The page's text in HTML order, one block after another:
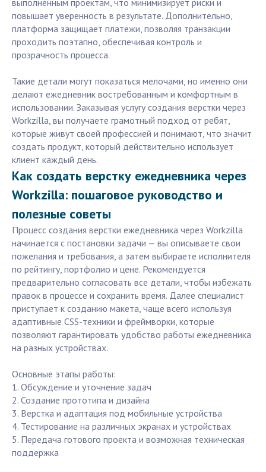
выполненным проектам, что минимизирует риски и
повышает уверенность в результате. Дополнительно,
платформа защищает платежи, позволяя транзакции
проходить поэтапно, обеспечивая контроль и
прозрачность процесса.
Такие детали могут показаться мелочами, но именно они
делают ежедневник востребованным и комфортным в
использовании. Заказывая услугу создания верстки через
Workzilla, вы получаете грамотный подход от ребят,
которые живут своей профессией и понимают, что значит
создать продукт, который действительно использует
клиент каждый день.
Как создать верстку ежедневника через
Workzilla: пошаговое руководство и
полезные советы
Процесс создания верстки ежедневника через Workzilla
начинается с постановки задачи — вы описываете свои
пожелания и требования, а затем выбираете исполнителя
по рейтингу, портфолио и цене. Рекомендуется
предварительно согласовать все детали, чтобы избежать
правок в процессе и сохранить время. Далее специалист
приступает к созданию макета, чаще всего используя
адаптивные CSS-техники и фреймворки, которые
позволяют гарантировать удобство работы ежедневника
на разных устройствах.
Основные этапы работы:
1. Обсуждение и уточнение задач
2. Создание прототипа и дизайна
3. Верстка и адаптация под мобильные устройства
4. Тестирование на различных экранах и устройствах
5. Передача готового проекта и возможная техническая
поддержка